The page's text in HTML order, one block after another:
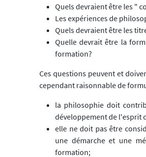
Quels devraient être les "
Les expériences de
Quels devraient être les
Quelle devrait être la
formation?
Ces questions peuvent et
cependant raisonnable de
la philosophie doit
développement de l'esprit
elle ne doit pas être
une démarche et une
formation;